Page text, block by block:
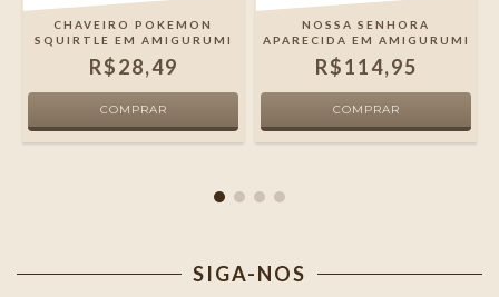
CHAVEIRO POKEMON
SQUIRTLE EM AMIGURUMI
R$28,49
NOSSA SENHORA
APARECIDA EM AMIGURUMI
R$114,95
SIGA-NOS